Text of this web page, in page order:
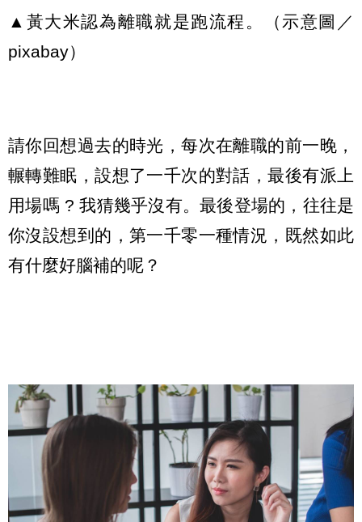
▲黃大米認為離職就是跑流程。（示意圖／
pixabay）
請你回想過去的時光，每次在離職的前一晚，
輾轉難眠，設想了一千次的對話，最後有派上
用場嗎 ? 我猜幾乎沒有。最後登場的，往往是
你沒設想到的，第一千零一種情況，既然如此
有什麼好腦補的呢？